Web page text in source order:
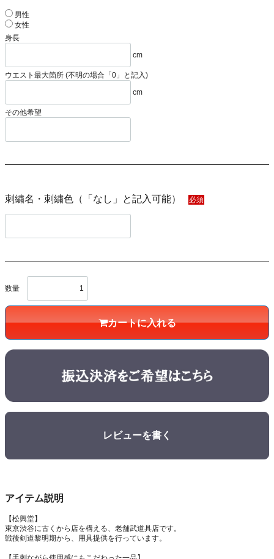
男性
女性
身長
cm
ウエスト最大箇所 (不明の場合「0」と記入)
cm
その他希望
刺繍名・刺繍色（「なし」と記入可能） 必須
数量
カートに入れる
レビューを書く
アイテム説明
【松興堂】
東京渋谷に古くから店を構える、老舗武道具店です。
戦後剣道黎明期から、用具提供を行っています。